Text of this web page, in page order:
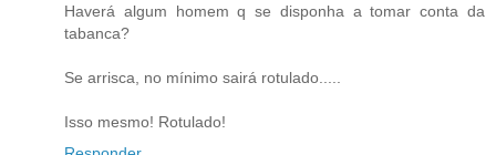
Haverá algum homem q se disponha a tomar conta da
tabanca?
Se arrisca, no mínimo sairá rotulado.....
Isso mesmo! Rotulado!